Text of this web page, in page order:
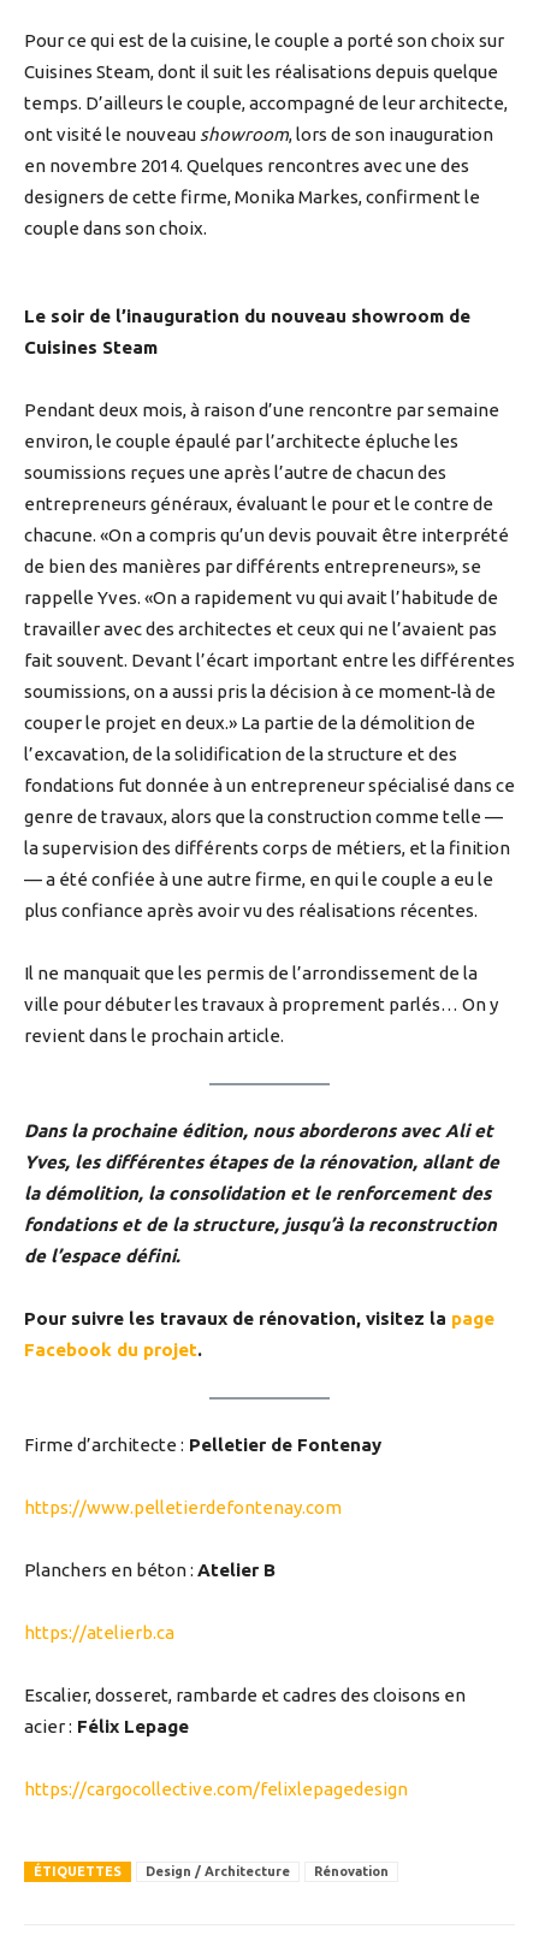
Pour ce qui est de la cuisine, le couple a porté son choix sur
Cuisines Steam, dont il suit les réalisations depuis quelque
temps. D’ailleurs le couple, accompagné de leur architecte,
ont visité le nouveaushowroom, lors de son inauguration
en novembre 2014. Quelques rencontres avec une des
designers de cette firme, Monika Markes, confirment le
couple dans son choix.
Le soir de l’inauguration du nouveau showroom de
Cuisines Steam
Pendant deux mois, à raison d’une rencontre par semaine
environ, le couple épaulé par l’architecte épluche les
soumissions reçues une après l’autre de chacun des
entrepreneurs généraux, évaluant le pour et le contre de
chacune. «On a compris qu’un devis pouvait être interprété
de bien des manières par différents entrepreneurs», se
rappelle Yves. «On a rapidement vu qui avait l’habitude de
travailler avec des architectes et ceux qui ne l’avaient pas
fait souvent. Devant l’écart important entre les différentes
soumissions, on a aussi pris la décision à ce moment-là de
couper le projet en deux.» La partie de la démolition de
l’excavation, de la solidification de la structure et des
fondations fut donnée à un entrepreneur spécialisé dans ce
genre de travaux, alors que la construction comme telle —
la supervision des différents corps de métiers, et la finition
— a été confiée à une autre firme, en qui le couple a eu le
plus confiance après avoir vu des réalisations récentes.
Il ne manquait que les permis de l’arrondissement de la
ville pour débuter les travaux à proprement parlés… On y
revient dans le prochain article.
Dans la prochaine édition, nous aborderons avec Ali et
Yves, les différentes étapes de la rénovation, allant de
la démolition, la consolidation et le renforcement des
fondations et de la structure, jusqu’à la reconstruction
de l’espace défini.
Pour suivre les travaux de rénovation, visitez la page
Facebook du projet.
Firme d’architecte : Pelletier de Fontenay
https://www.pelletierdefontenay.com
Planchers en béton : Atelier B
https://atelierb.ca
Escalier, dosseret, rambarde et cadres des cloisons en
acier : Félix Lepage
https://cargocollective.com/felixlepagedesign
ÉTIQUETTES Design / Architecture Rénovation